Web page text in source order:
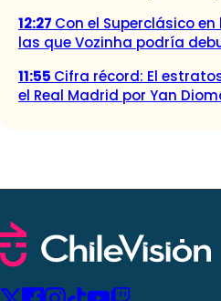
12:27 Con el Superclásico
las que Vozinha podría
11:55 Cifra récord: El
el Real Madrid por Yan